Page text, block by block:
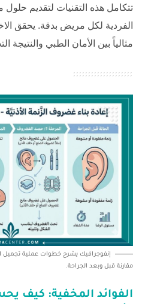
تتكامل هذه التقنيات لتقديم
الفردية لكل مريض بدقة. يحقق
مثالياً بين الأمان الطبي والنتيجة
إنفوجرافيك يشرح خطوات عملية تجميل
مقارنة قبل وبعد الجراحة.
الفوائد المخفية: كيف